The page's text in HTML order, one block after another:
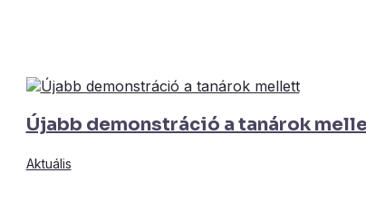
Újabb demonstráció a tanárok
Aktuális